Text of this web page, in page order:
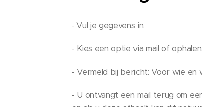
-Vul je gegevens in.
- Kies een optie via mail of ophalen.
- Vermeld bij bericht: Voor wie en
- U ontvangt een mail terug om